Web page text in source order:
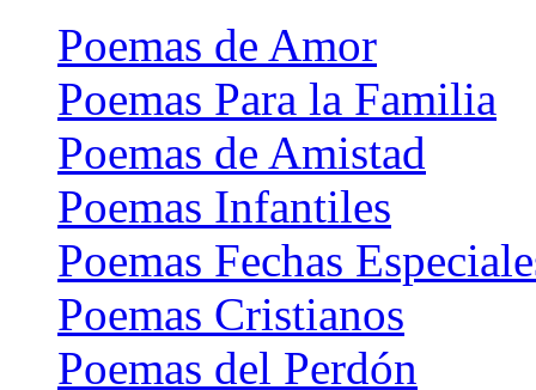
Poemas de Amor
Poemas Para la Familia
Poemas de Amistad
Poemas Infantiles
Poemas Fechas
Poemas Cristianos
Poemas del Perdón